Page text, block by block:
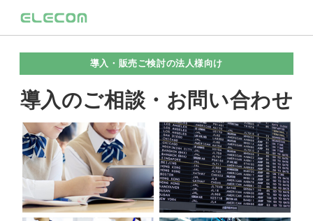
導入・販売ご検討の法人様向け
導入のご相談・お問い合わせ